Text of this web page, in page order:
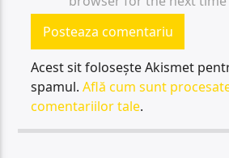
Acest sit folosește Akismet
spamul.Află cum sunt
comentariilor tale.